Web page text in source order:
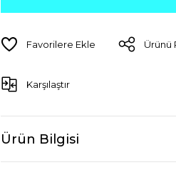
Ürünü
Karşılaştır
Ürün Bilgisi